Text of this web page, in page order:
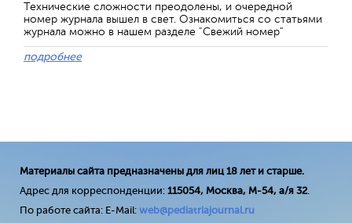
Технические сложности преодолены, и очередной
номер журнала вышел в свет. Ознакомиться со статьями
журнала можно в нашем разделе "Свежий номер"
подробнее
Материалы сайта предназначены для лиц 18 лет и старше.
Адрес для корреспонденции: 115054, Москва, М-54, а/я 32.
По работе сайта: E-Mail: web@pediatriajournal.ru